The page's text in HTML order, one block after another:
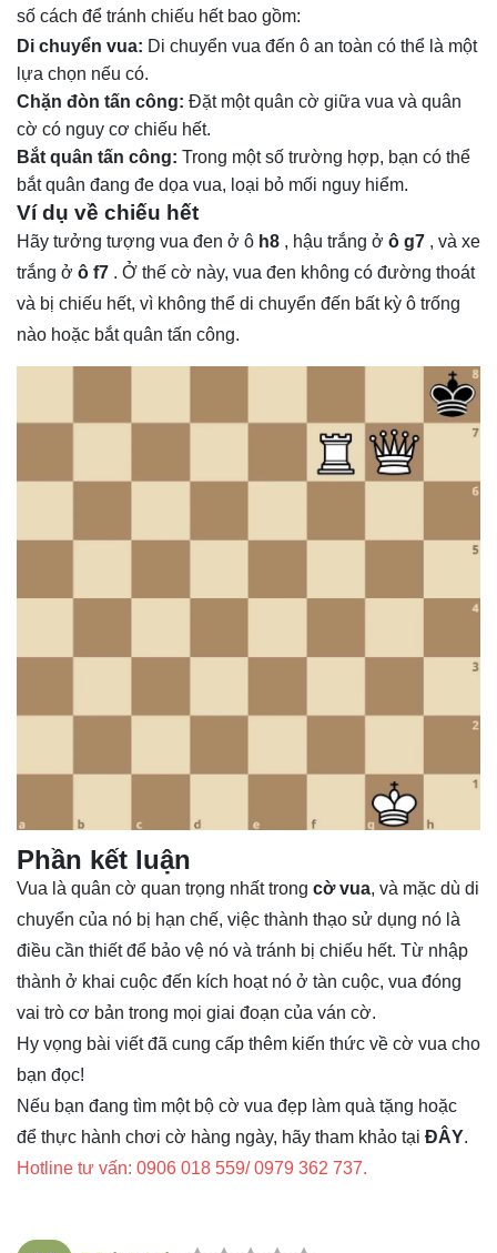
số cách để tránh chiếu hết bao gồm:
Di chuyển vua: Di chuyển vua đến ô an toàn có thể là một
lựa chọn nếu có.
Chặn đòn tấn công: Đặt một quân cờ giữa vua và quân
cờ có nguy cơ chiếu hết.
Bắt quân tấn công: Trong một số trường hợp, bạn có thể
bắt quân đang đe dọa vua, loại bỏ mối nguy hiểm.
Ví dụ về chiếu hết
Hãy tưởng tượng vua đen ở ô h8 , hậu trắng ở ô g7 , và xe
trắng ở ô f7 . Ở thế cờ này, vua đen không có đường thoát
và bị chiếu hết, vì không thể di chuyển đến bất kỳ ô trống
nào hoặc bắt quân tấn công.
Phần kết luận
Vua là quân cờ quan trọng nhất trong cờ vua, và mặc dù di
chuyển của nó bị hạn chế, việc thành thạo sử dụng nó là
điều cần thiết để bảo vệ nó và tránh bị chiếu hết. Từ nhập
thành ở khai cuộc đến kích hoạt nó ở tàn cuộc, vua đóng
vai trò cơ bản trong mọi giai đoạn của ván cờ.
Hy vọng bài viết đã cung cấp thêm kiến thức về cờ vua cho
bạn đọc!
Nếu bạn đang tìm một bộ cờ vua đẹp làm quà tặng hoặc
để thực hành chơi cờ hàng ngày, hãy tham khảo tại ĐÂY.
Hotline tư vấn: 0906 018 559/ 0979 362 737.